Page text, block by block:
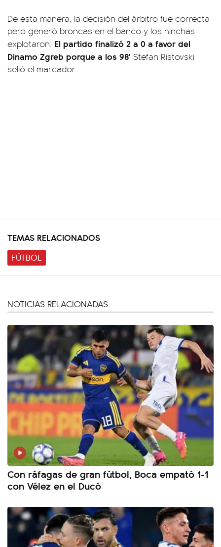
De esta manera, la decisión del árbitro fue correcta
pero generó broncas en el banco y los hinchas
explotaron. El partido finalizó 2 a 0 a favor del
Dinamo Zgreb porque a los 98' Stefan Ristovski
selló el marcador.
TEMAS RELACIONADOS
FÚTBOL
NOTICIAS RELACIONADAS
Con ráfagas de gran fútbol, Boca empató 1-1
con Vélez en el Ducó